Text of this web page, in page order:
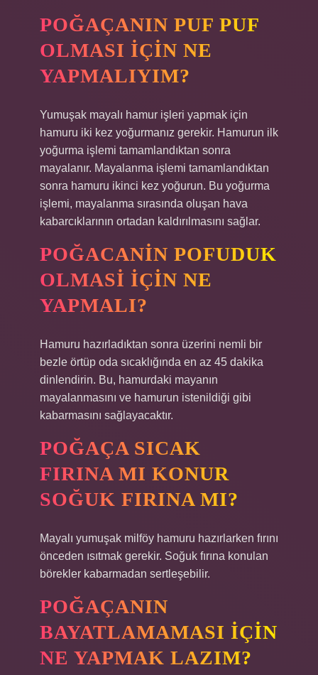
POĞAÇANIN PUF PUF
OLMASI IÇIN NE
YAPMALIYIM?
Yumuşak mayalı hamur işleri yapmak için
hamuru iki kez yoğurmanız gerekir. Hamurun ilk
yoğurma işlemi tamamlandıktan sonra
mayalanır. Mayalanma işlemi tamamlandıktan
sonra hamuru ikinci kez yoğurun. Bu yoğurma
işlemi, mayalanma sırasında oluşan hava
kabarcıklarının ortadan kaldırılmasını sağlar.
POĞACANIN POFUDUK
OLMASI IÇIN NE
YAPMALI?
Hamuru hazırladıktan sonra üzerini nemli bir
bezle örtüp oda sıcaklığında en az 45 dakika
dinlendirin. Bu, hamurdaki mayanın
mayalanmasını ve hamurun istenildiği gibi
kabarmasını sağlayacaktır.
POĞAÇA SICAK
FIRINA MI KONUR
SOĞUK FIRINA MI?
Mayalı yumuşak milföy hamuru hazırlarken fırını
önceden ısıtmak gerekir. Soğuk fırına konulan
börekler kabarmadan sertleşebilir.
POĞAÇANIN
BAYATLAMAMASI IÇIN
NE YAPMAK LAZIM?